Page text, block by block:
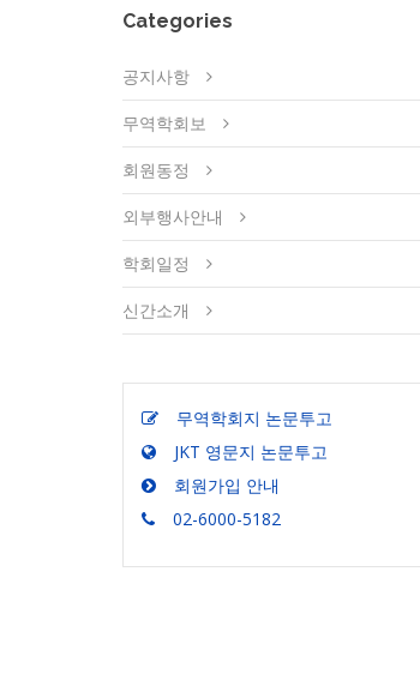
Categories
공지사항
무역학회보
회원동정
외부행사안내
학회일정
신간소개
무역학회지 논문투고
JKT 영문지 논문투고
회원가입 안내
02-6000-5182